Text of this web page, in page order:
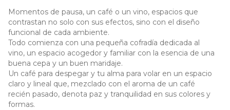
Momentos de pausa, un café o un vino, espacios que
contrastan no solo con sus efectos, sino con el diseño
funcional de cada ambiente.
Todo comienza con una pequeña cofradía dedicada al
vino, un espacio acogedor y familiar con la esencia de una
buena cepa y un buen maridaje.
Un café para despegar y tu alma para volar en un espacio
claro y lineal que, mezclado con el aroma de un café
recién pasado, denota paz y tranquilidad en sus colores y
formas.